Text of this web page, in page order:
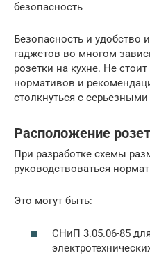
безопасность
Безопасность и удобство
гаджетов во многом
розетки на кухне. Не
нормативов и
столкнуться с
Расположение
При разработке схемы
руководствоваться
Это могут быть:
СНиП 3.05.06-85